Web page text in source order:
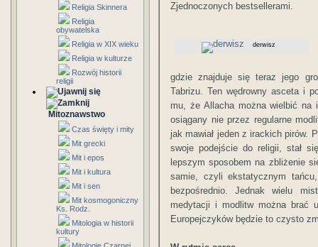
Religia Skinnera
Religia
obywatelska
Religia w XIX wieku
Religia w kulturze
Rozwój historii
religii
Mitoznawstwo
Czas święty i mity
Mit grecki
Mit i epos
Mit i kultura
Mit i sen
Mit kosmogoniczny
Ks. Rodz.
Mitologia w historii
kultury
Zjednoczonych bestsellerami.
derwisz
gdzie znajduje się teraz jego
Tabrizu. Ten wędrowny asceta i
mu, że Allacha można wielbić na
osiągany nie przez regularne
jak mawiał jeden z irackich pirów.
swoje podejście do religii, stał
lepszym sposobem na zbliżenie
samie, czyli ekstatycznym
bezpośrednio. Jednak wielu
medytacji i modlitw można brać
Europejczyków będzie to czysto